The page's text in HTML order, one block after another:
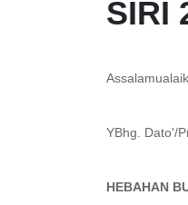
SIRI
YBhg. Dato'/
HEBAHAN